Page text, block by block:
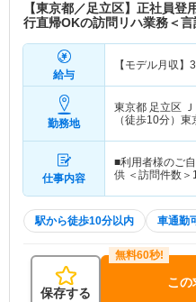
【東京都／足立区】正社員
行直帰OKの訪問リハ業務＜言
給与
【モデル月収】
勤務地
東京都 足立区
（徒歩10分）
仕事内容
■利用者様のご
供 ＜訪問件数
駅から徒歩10分以内 車通勤
保存する
この